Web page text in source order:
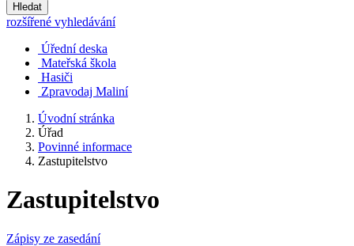
Hledat
rozšířené vyhledávání
Úřední deska
Mateřská škola
Hasiči
Zpravodaj Maliní
Úvodní stránka
Úřad
Povinné informace
Zastupitelstvo
Zastupitelstvo
Zápisy ze zasedání